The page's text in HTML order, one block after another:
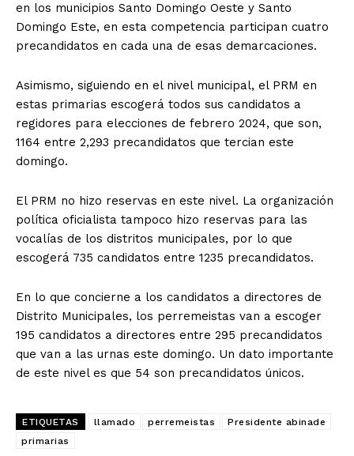
en los municipios Santo Domingo Oeste y Santo
Domingo Este, en esta competencia participan cuatro
precandidatos en cada una de esas demarcaciones.
Asimismo, siguiendo en el nivel municipal, el PRM en
estas primarias escogerá todos sus candidatos a
regidores para elecciones de febrero 2024, que son,
1164 entre 2,293 precandidatos que tercian este
domingo.
El PRM no hizo reservas en este nivel. La organización
política oficialista tampoco hizo reservas para las
vocalías de los distritos municipales, por lo que
escogerá 735 candidatos entre 1235 precandidatos.
En lo que concierne a los candidatos a directores de
Distrito Municipales, los perremeistas van a escoger
195 candidatos a directores entre 295 precandidatos
que van a las urnas este domingo. Un dato importante
de este nivel es que 54 son precandidatos únicos.
ETIQUETAS llamado perremeistas
Presidente abinade
primarias